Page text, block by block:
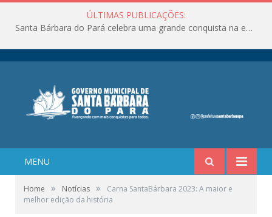
ÚLTIMAS PUBLICAÇÕES:
Santa Bárbara do Pará celebra uma grande conquista na educação!
MENU
Home » Notícias »
Carna SantaBárbara 2023: A maior e
melhor edição da história